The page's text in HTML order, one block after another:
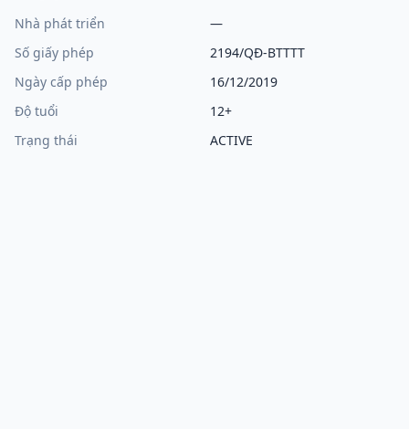
Nhà phát triển
—
Số giấy phép
2194/QĐ-BTTTT
Ngày cấp phép
16/12/2019
Độ tuổi
12+
Trạng thái
ACTIVE